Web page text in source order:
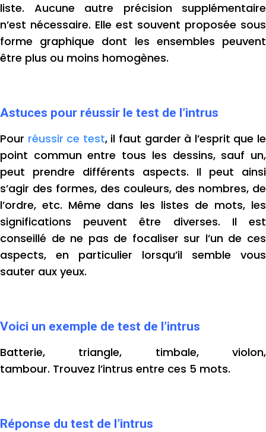
liste. Aucune autre précision supplémentaire
n’est nécessaire. Elle est souvent proposée sous
forme graphique dont les ensembles peuvent
être plus ou moins homogènes.
Astuces pour réussir le test de l’intrus
Pour réussir ce test, il faut garder à l’esprit que le
point commun entre tous les dessins, sauf un,
peut prendre différents aspects. Il peut ainsi
s’agir des formes, des couleurs, des nombres, de
l’ordre, etc. Même dans les listes de mots, les
significations peuvent être diverses. Il est
conseillé de ne pas de focaliser sur l’un de ces
aspects, en particulier lorsqu’il semble vous
sauter aux yeux.
Voici un exemple de test de l’intrus
Batterie, triangle, timbale, violon,
tambour. Trouvez l’intrus entre ces 5 mots.
Réponse du test de l’intrus